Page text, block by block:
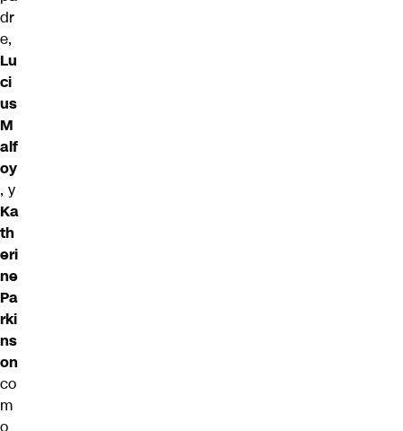
dr
e,
Lu
ci
us
M
alf
oy
, y
Ka
th
eri
ne
Pa
rki
ns
on
co
m
o